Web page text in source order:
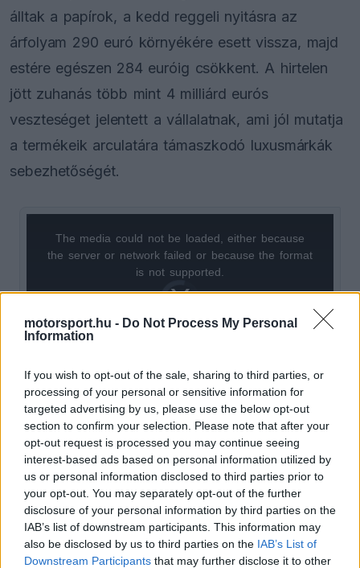
motorsport.hu - Do Not Process My Personal
Information
If you wish to opt-out of the sale, sharing to third parties, or
processing of your personal or sensitive information for
targeted advertising by us, please use the below opt-out
section to confirm your selection. Please note that after your
opt-out request is processed you may continue seeing
interest-based ads based on personal information utilized by
us or personal information disclosed to third parties prior to
your opt-out. You may separately opt-out of the further
disclosure of your personal information by third parties on the
IAB’s list of downstream participants. This information may
also be disclosed by us to third parties on the IAB’s List of
Downstream Participants that may further disclose it to other
álltak a papírok, a kedd reggeli nyitásra az
árfolyam 290 euró környékére esett vissza, majd
estére egészen 284 euróig csökkent. A hirtelen
jött zuhanás több mint 4 milliárd eurós
veszteséget jelentett a vállalatnak, ami jól mutatja
a termékeik arculatára támaszkodó luxusmárkák
sebezhetőségét.
Video
a
modal
window.
The media could not be loaded, either because
the server or network failed or because the format
is not supported.
Luca di Montezemolo 1991 és 2010 között
irányította a vállalatot, az ő nevéhez fűződik az
Enzo vagy a hibrid La Ferrarikorszaka. A korábbi
elnök egyáltalán nem volt elragadtatva az új
irányvonaltól, véleménye szerint a formabontó
modellakár a márka körüli mítoszt is